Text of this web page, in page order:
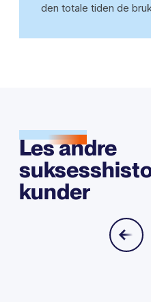
den totale tiden de
Les andre
kunder